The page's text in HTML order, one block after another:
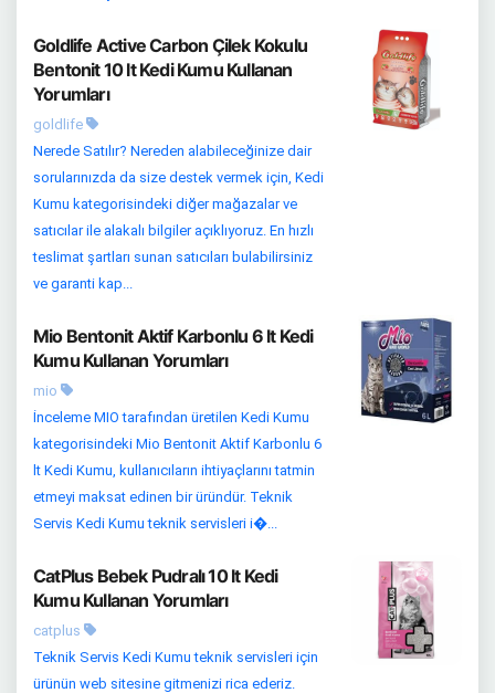
Goldlife Active Carbon Çilek Kokulu
Bentonit 10 lt Kedi Kumu Kullanan
Yorumları
goldlife
Nerede Satılır? Nereden alabileceğinize dair
sorularınızda da size destek vermek için, Kedi
Kumu kategorisindeki diğer mağazalar ve
satıcılar ile alakalı bilgiler açıklıyoruz. En hızlı
teslimat şartları sunan satıcıları bulabilirsiniz
ve garanti kap...
Mio Bentonit Aktif Karbonlu 6 lt Kedi
Kumu Kullanan Yorumları
mio
İnceleme MIO tarafından üretilen Kedi Kumu
kategorisindeki Mio Bentonit Aktif Karbonlu 6
lt Kedi Kumu, kullanıcıların ihtiyaçlarını tatmin
etmeyi maksat edinen bir üründür. Teknik
Servis Kedi Kumu teknik servisleri i�...
CatPlus Bebek Pudralı 10 lt Kedi
Kumu Kullanan Yorumları
catplus
Teknik Servis Kedi Kumu teknik servisleri için
ürünün web sitesine gitmenizi rica ederiz.